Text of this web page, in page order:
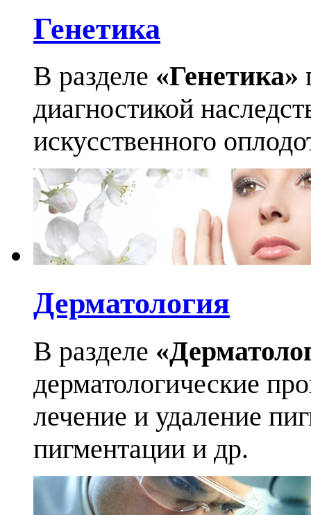
Генетика
В разделе «Генетика»
диагностикой
искусственного
Дерматология
В разделе
дерматологические
лечение и удаление
пигментации и др.